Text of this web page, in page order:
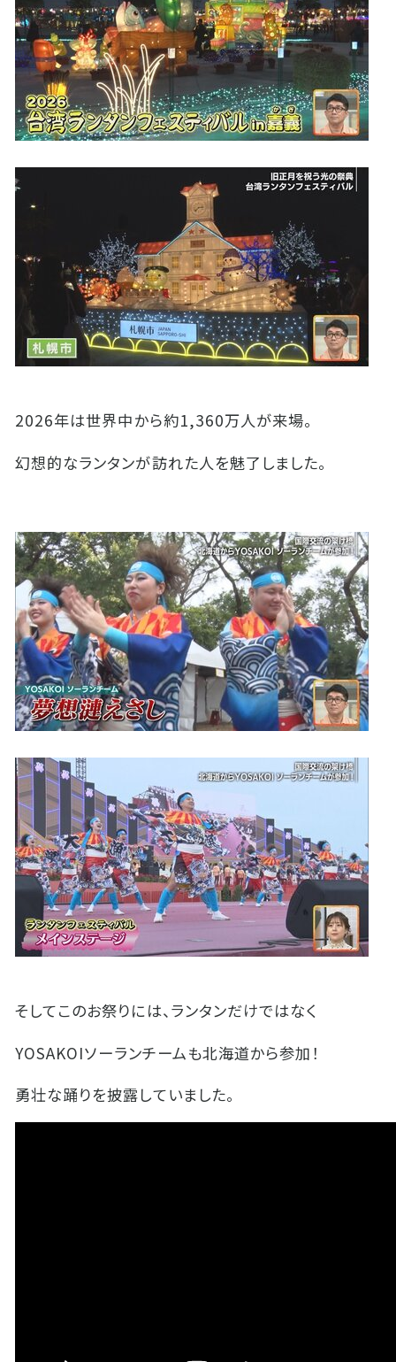
2026年は世界中から約1,360万人が来場。
幻想的なランタンが訪れた人を魅了しました。
そしてこのお祭りには、ランタンだけではなく
YOSAKOIソーランチームも北海道から参加！
勇壮な踊りを披露していました。